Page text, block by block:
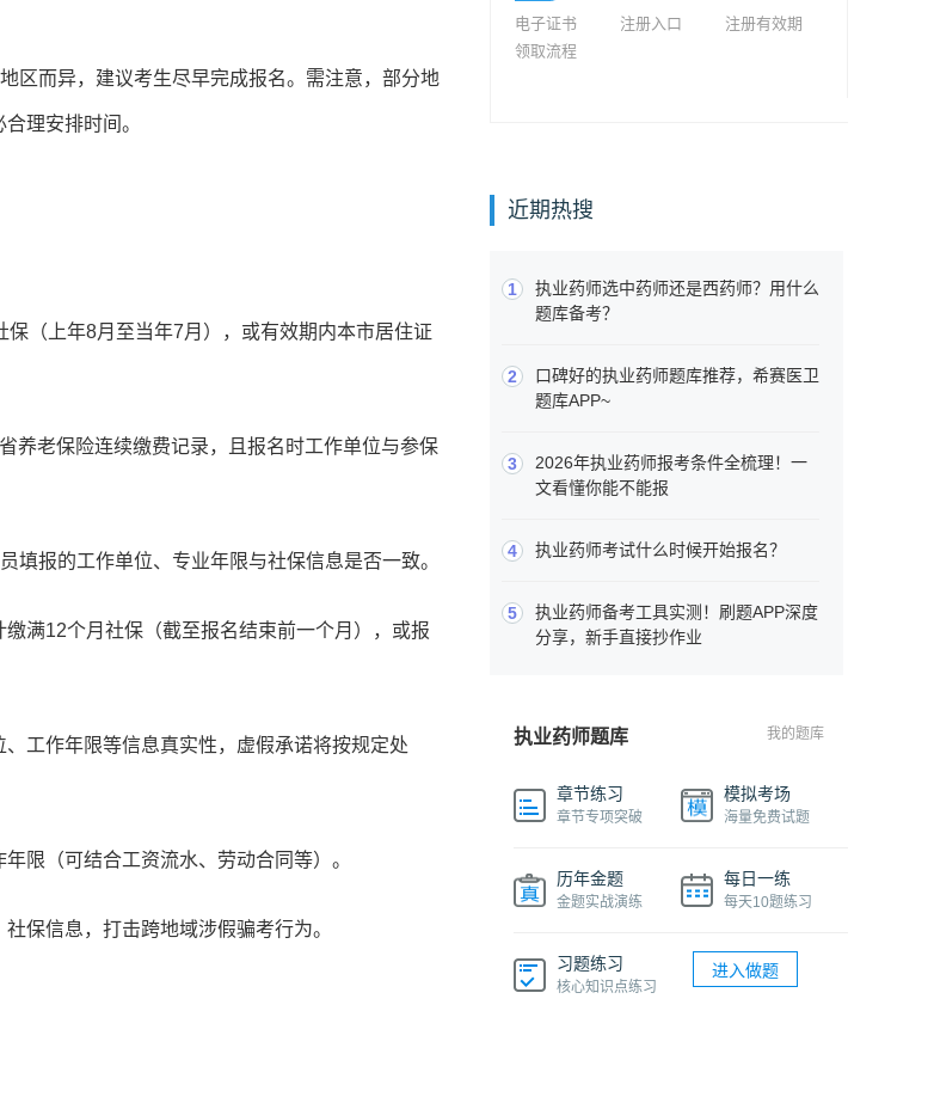
区而异，建议考生尽早完成报名。需注意，部分地
理安排时间。
（上年8月至当年7月），或有效期内本市居住证
养老保险连续缴费记录，且报名时工作单位与参保
填报的工作单位、专业年限与社保信息是否一致。
满12个月社保（截至报名结束前一个月），或报
工作年限等信息真实性，虚假承诺将按规定处
限（可结合工资流水、劳动合同等）。
保信息，打击跨地域涉假骗考行为。
电子证书 注册入口
注册有效期
领取流程
近期热搜
1
执业药师选中药师还是西药师？用什么
题库备考？
2
口碑好的执业药师题库推荐，希赛医卫
题库APP~
3
2026年执业药师报考条件全梳理！一
文看懂你能不能报
4 执业药师考试什么时候开始报名？
5
执业药师备考工具实测！刷题APP深度
分享，新手直接抄作业
执业药师题库 我的题库
章节练习
章节专项突破
模拟考场
海量免费试题
历年金题
金题实战演练
每日一练
每天10题练习
习题练习
核心知识点练习
进入做题